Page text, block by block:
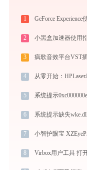
1
2
3 疯歌音效平台VST
4 从零开始：
5 系统提示
6 系统提示缺失
7
8 Virbox用户工具 打